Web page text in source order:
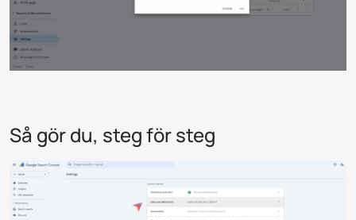
Så gör du, steg för steg